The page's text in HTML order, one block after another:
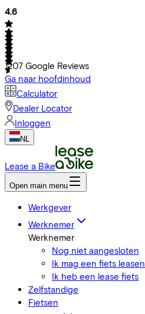
4.6
1207 Google Reviews
Ga naar hoofdinhoud
Calculator
Dealer Locator
Inloggen
NL
Lease a Bike
Open main menu
Werkgever
Werknemer
Werknemer
Nog niet aangesloten
Ik mag een fiets leasen
Ik heb een lease fiets
Zelfstandige
Fietsen